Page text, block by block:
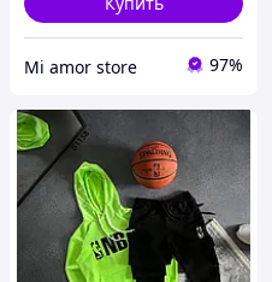
Mi amor store 97%